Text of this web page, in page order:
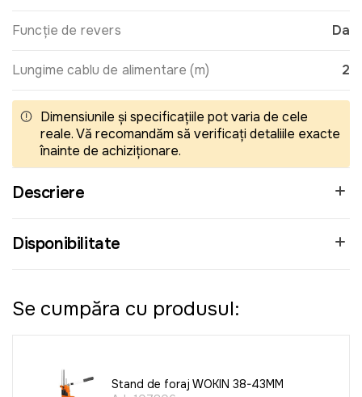
Funcție de revers Da
Lungime cablu de alimentare (m) 2
Dimensiunile și specificațiile pot varia de cele
reale. Vă recomandăm să verificați detaliile exacte
înainte de achiziționare.
Descriere
Disponibilitate
Se cumpăra cu produsul:
Stand de foraj WOKIN 38-43MM